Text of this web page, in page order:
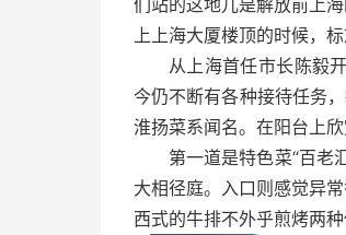
们站的这地儿是解放前上
上上海大厦楼顶的时候，标
从上海首任市长陈毅
今仍不断有各种接待任务
淮扬菜系闻名。在阳台上
第一道是特色菜“百老
大相径庭。入口则感觉异
西式的牛排不外乎煎烤两